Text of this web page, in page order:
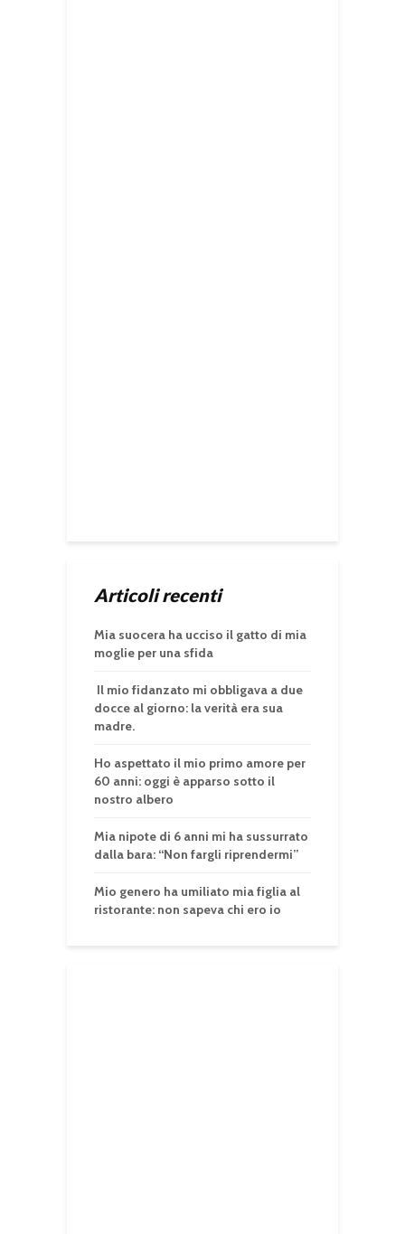
Articoli recenti
Mia suocera ha ucciso il gatto di mia
moglie per una sfida
Il mio fidanzato mi obbligava a due
docce al giorno: la verità era sua
madre.
Ho aspettato il mio primo amore per
60 anni: oggi è apparso sotto il
nostro albero
Mia nipote di 6 anni mi ha sussurrato
dalla bara: “Non fargli riprendermi”
Mio genero ha umiliato mia figlia al
ristorante: non sapeva chi ero io